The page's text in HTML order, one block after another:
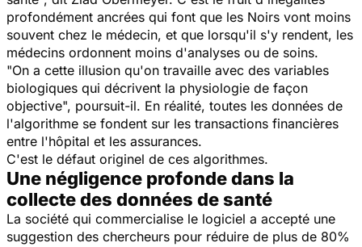
profondément ancrées qui font que les Noirs vont moins
souvent chez le médecin, et que lorsqu'il s'y rendent, les
médecins ordonnent moins d'analyses ou de soins.
"On a cette illusion qu'on travaille avec des variables
biologiques qui décrivent la physiologie de façon
objective", poursuit-il. En réalité, toutes les données de
l'algorithme se fondent sur les transactions financières
entre l'hôpital et les assurances.
C'est le défaut originel de ces algorithmes.
Une négligence profonde dans la
collecte des données de santé
La société qui commercialise le logiciel a accepté une
suggestion des chercheurs pour réduire de plus de 80%